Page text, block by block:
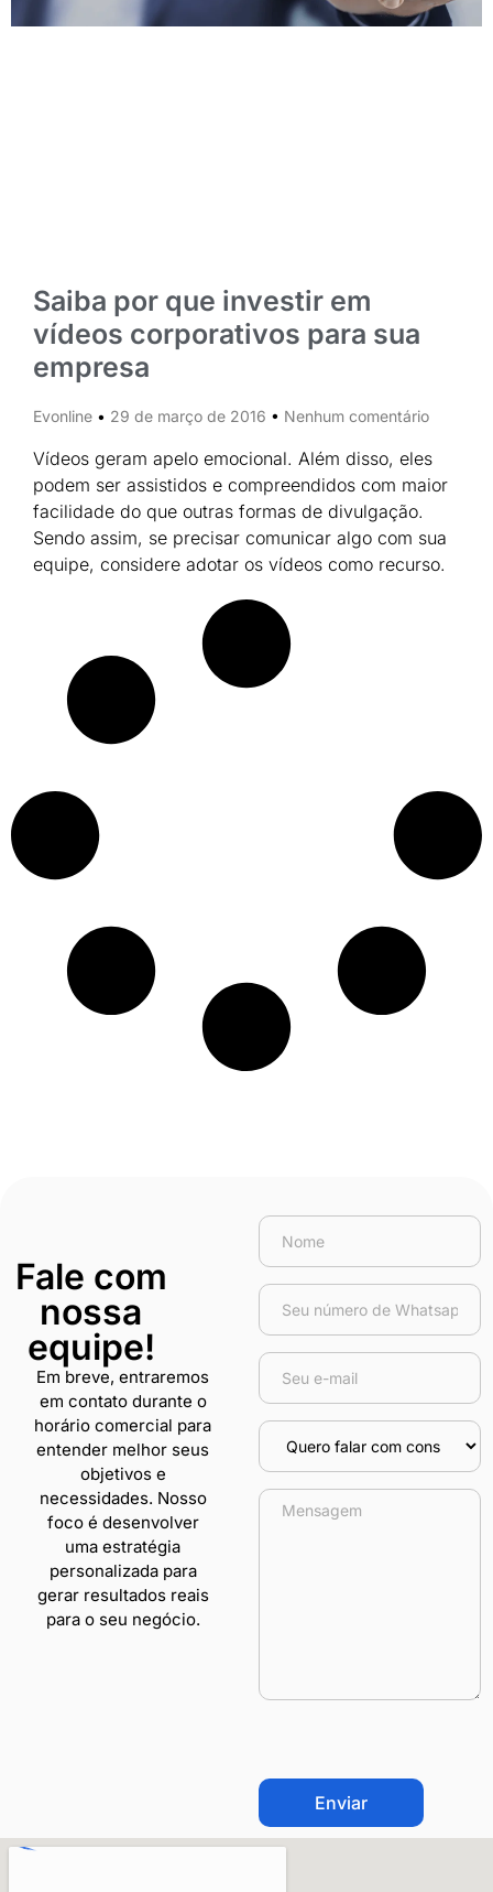
Saiba por que investir em
vídeos corporativos para sua
empresa
Evonline 29 de março de 2016 Nenhum comentário
Vídeos geram apelo emocional. Além disso, eles
podem ser assistidos e compreendidos com maior
facilidade do que outras formas de divulgação.
Sendo assim, se precisar comunicar algo com sua
equipe, considere adotar os vídeos como recurso.
Fale com
nossa
equipe!
Em breve, entraremos
em contato durante o
horário comercial para
entender melhor seus
objetivos e
necessidades. Nosso
foco é desenvolver
uma estratégia
personalizada para
gerar resultados reais
para o seu negócio.